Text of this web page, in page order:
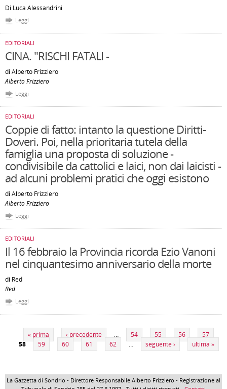
Di Luca Alessandrini
Leggi
EDITORIALI
CINA. "RISCHI FATALI -
di Alberto Frizziero
Alberto Frizziero
Leggi
EDITORIALI
Coppie di fatto: intanto la questione Diritti-
Doveri. Poi, nella prioritaria tutela della
famiglia una proposta di soluzione -
condivisibile da cattolici e laici, non dai laicisti -
ad alcuni problemi pratici che oggi esistono
di Alberto Frizziero
Alberto Frizziero
Leggi
EDITORIALI
Il 16 febbraio la Provincia ricorda Ezio Vanoni
nel cinquantesimo anniversario della morte
di Red
Red
Leggi
« prima ‹ precedente … 54 55 56
57
58
59 60 61 62 … seguente › ultima »
La Gazzetta di Sondrio - Direttore Responsabile Alberto Frizziero - Registrazione al